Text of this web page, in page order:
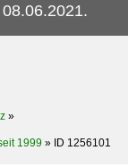
»
1999 » ID 1256101